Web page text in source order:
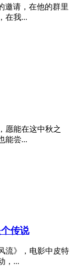
邀请，在他的群里
在我...
愿能在这中秋之
能尝...
传说
流》，电影中皮特
，...